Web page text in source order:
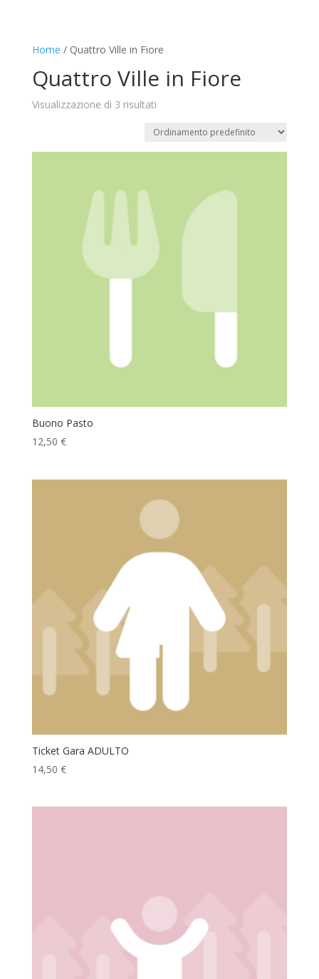
Home / Quattro Ville in Fiore
Quattro Ville in Fiore
Visualizzazione di 3 risultati
Buono Pasto
12,50 €
Ticket Gara ADULTO
14,50 €